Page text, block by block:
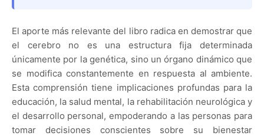
El aporte más relevante del libro radica en demostrar que
el cerebro no es una estructura fija determinada
únicamente por la genética, sino un órgano dinámico que
se modifica constantemente en respuesta al ambiente.
Esta comprensión tiene implicaciones profundas para la
educación, la salud mental, la rehabilitación neurológica y
el desarrollo personal, empoderando a las personas para
tomar decisiones conscientes sobre su bienestar